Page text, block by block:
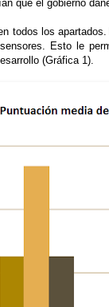
que el gobierno
todos los
Esto le
(Gráfica 1).